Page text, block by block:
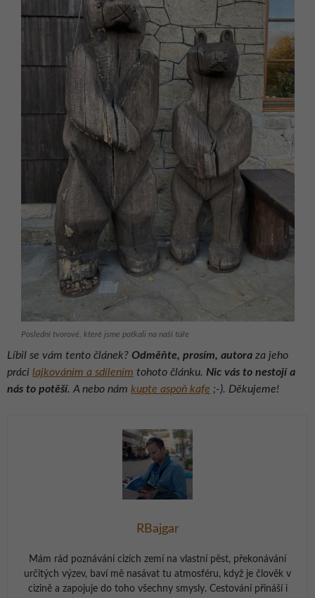
Poslední tvorové, které jsme potkali na naší túře
Líbil se vám tento článek? Odměňte, prosím, autora za jeho
práci lajkováním a sdílením tohoto článku. Nic vás to nestojí a
nás to potěší. A nebo nám kupte aspoň kafe ;-). Děkujeme!
RBajgar
Mám rád poznávání cizích zemí na vlastní pěst, překonávání
určitých výzev, baví mě nasávat tu atmosféru, když je člověk v
cizině a zapojuje do toho všechny smysly. Cestování přináší i